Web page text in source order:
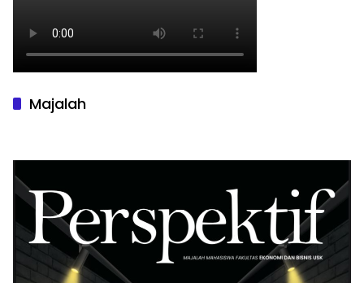
Majalah